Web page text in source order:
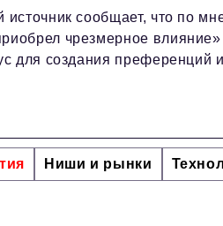
источник сообщает, что по
чрезмерное
для создания
Ниши и рынки